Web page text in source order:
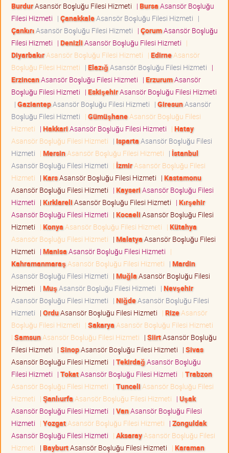
BurdurAsansör Boşluğu Filesi Hizmeti | BursaAsansör Boşluğu
Filesi Hizmeti | ÇanakkaleAsansör Boşluğu Filesi Hizmeti |
ÇankırıAsansör Boşluğu Filesi Hizmeti | ÇorumAsansör Boşluğu
Filesi Hizmeti | DenizliAsansör Boşluğu Filesi Hizmeti |
DiyarbakırAsansör Boşluğu Filesi Hizmeti | EdirneAsansör
Boşluğu Filesi Hizmeti | ElazığAsansör Boşluğu Filesi Hizmeti |
ErzincanAsansör Boşluğu Filesi Hizmeti | ErzurumAsansör
Boşluğu Filesi Hizmeti | EskişehirAsansör Boşluğu Filesi Hizmeti
| GaziantepAsansör Boşluğu Filesi Hizmeti | GiresunAsansör
Boşluğu Filesi Hizmeti | GümüşhaneAsansör Boşluğu Filesi
Hizmeti | HakkariAsansör Boşluğu Filesi Hizmeti | Hatay
Asansör Boşluğu Filesi Hizmeti | IspartaAsansör Boşluğu Filesi
Hizmeti | MersinAsansör Boşluğu Filesi Hizmeti | İstanbul
Asansör Boşluğu Filesi Hizmeti | İzmirAsansör Boşluğu Filesi
Hizmeti | KarsAsansör Boşluğu Filesi Hizmeti | Kastamonu
Asansör Boşluğu Filesi Hizmeti | KayseriAsansör Boşluğu Filesi
Hizmeti | KırklareliAsansör Boşluğu Filesi Hizmeti | Kırşehir
Asansör Boşluğu Filesi Hizmeti | KocaeliAsansör Boşluğu Filesi
Hizmeti | Konya Asansör Boşluğu Filesi Hizmeti | Kütahya
Asansör Boşluğu Filesi Hizmeti | MalatyaAsansör Boşluğu Filesi
Hizmeti | ManisaAsansör Boşluğu Filesi Hizmeti |
Kahramanmaraş Asansör Boşluğu Filesi Hizmeti | Mardin
Asansör Boşluğu Filesi Hizmeti | MuğlaAsansör Boşluğu Filesi
Hizmeti | MuşAsansör Boşluğu Filesi Hizmeti | Nevşehir
Asansör Boşluğu Filesi Hizmeti | NiğdeAsansör Boşluğu Filesi
Hizmeti | OrduAsansör Boşluğu Filesi Hizmeti | RizeAsansör
Boşluğu Filesi Hizmeti | Sakarya Asansör Boşluğu Filesi Hizmeti
| SamsunAsansör Boşluğu Filesi Hizmeti | SiirtAsansör Boşluğu
Filesi Hizmeti | SinopAsansör Boşluğu Filesi Hizmeti | Sivas
Asansör Boşluğu Filesi Hizmeti | TekirdağAsansör Boşluğu
Filesi Hizmeti | TokatAsansör Boşluğu Filesi Hizmeti | Trabzon
Asansör Boşluğu Filesi Hizmeti | Tunceli Asansör Boşluğu Filesi
Hizmeti | Şanlıurfa Asansör Boşluğu Filesi Hizmeti | Uşak
Asansör Boşluğu Filesi Hizmeti | VanAsansör Boşluğu Filesi
Hizmeti | YozgatAsansör Boşluğu Filesi Hizmeti | Zonguldak
Asansör Boşluğu Filesi Hizmeti | AksarayAsansör Boşluğu Filesi
Hizmeti | BayburtAsansör Boşluğu Filesi Hizmeti | Karaman